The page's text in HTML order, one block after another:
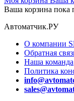
Ваша корзина пока
Автоматчик.РУ
О компании
Обратная
Наша команда
Политика